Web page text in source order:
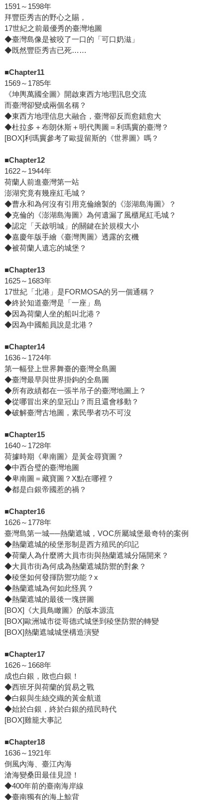
1591～1598年
拜豐臣秀吉的野心之賜，
17世紀之前最優秀的臺灣地圖
◆臺灣島像是被咬了一口的「可口奶滋」
◆既然豐臣秀吉已死……
■Chapter11
1569～1785年
《坤輿萬國全圖》開啟東西方地理訊息交流
而臺灣卻變成兩個名稱？
◆東西方地理信息大融合，臺灣卻反而愈錯愈大
◆杜拉多＋布朗休斯＋明代輿圖＝利瑪竇的臺灣？
[BOX]利瑪竇參考了歐提留斯的《世界圖》嗎？
■Chapter12
1622～1944年
荷蘭人前進臺灣第一站
澎湖究竟有幾座紅毛城？
◆曹永和為何沒有引用克倫繪製的《澎湖島海圖》？
◆克倫的《澎湖島海圖》為何遺漏了風櫃尾紅毛城？
◆認定「天啟明城」的關鍵在於規模大小
◆嘉慶年版手繪《臺灣輿圖》透露的玄機
◆被荷蘭人遺忘的城堡？
■Chapter13
1625～1683年
17世紀「北港」是FORMOSA的另一個通稱？
◆終於知道臺灣是「一座」島
◆因為荷蘭人坐的船叫北港？
◆因為中國船員說是北港？
■Chapter14
1636～1724年
第一幅登上世界舞臺的臺灣全島圖
◆臺灣最早與世界掛鉤的全島圖
◆所有政績都在一張半吊子的臺灣地圖上？
◆從哪冒出來的皇冠山？而且還會移動？
◆破解臺灣古地圖，素民學者功不可沒
■Chapter15
1640～1728年
荷據時期《卑南圖》是黃金尋寶圖？
◆中西合璧的臺灣地圖
◆卑南圖＝藏寶圖？X點在哪裡？
◆都是白銀帝國惹的禍？
■Chapter16
1626～1778年
臺灣島第一城──熱蘭遮城，VOC所屬城堡最奇特的案例
◆熱蘭遮城的稜堡形制是西方殖民的印記
◆荷蘭人為什麼將大員市街與熱蘭遮城分隔開來？
◆大員市街為何成為熱蘭遮城防禦的對象？
◆稜堡如何發揮防禦功能？x
◆熱蘭遮城為何如此怪異？
◆熱蘭遮城的最後一塊拼圖
[BOX]《大員鳥瞰圖》的版本源流
[BOX]歐洲城市從哥德式城堡到稜堡防禦的轉變
[BOX]熱蘭遮城城堡構造演變
■Chapter17
1626～1668年
成也白銀，敗也白銀！
◆西班牙與荷蘭的貿易之戰
◆白銀與生絲交織的黃金航道
◆始於白銀，終於白銀的殖民時代
[BOX]雞籠大事記
■Chapter18
1636～1921年
倒風內海、臺江內海
滄海變桑田最佳見證！
◆400年前的臺南海岸線
◆臺南獨有的海上鯨背